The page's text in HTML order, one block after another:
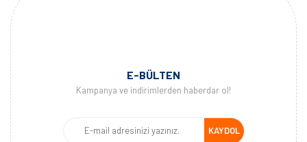
E-BÜLTEN
Kampanya ve indirimlerden haberdar ol!
KAYDOL